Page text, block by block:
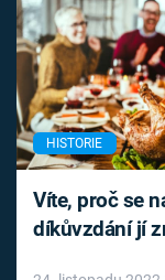
HISTORIE
Víte, proč se
díkůvzdání jí